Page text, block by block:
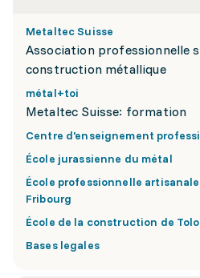
Metaltec Suisse
Association professionnelle
construction métallique
métal+toi
Metaltec Suisse: formation
Centre d'enseignement
École jurassienne du métal
École professionnelle
Fribourg
École de la construction de
Bases legales